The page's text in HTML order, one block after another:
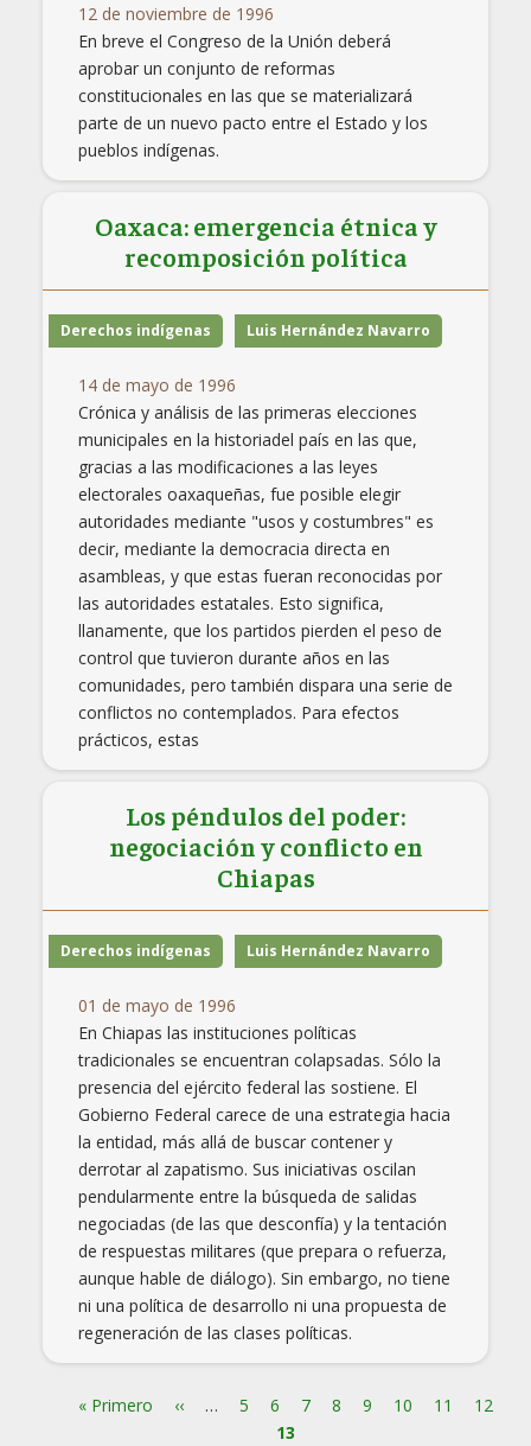
12 de noviembre de 1996
En breve el Congreso de la Unión deberá
aprobar un conjunto de reformas
constitucionales en las que se materializará
parte de un nuevo pacto entre el Estado y los
pueblos indígenas.
Oaxaca: emergencia étnica y
recomposición política
Derechos indígenas Luis Hernández Navarro
14 de mayo de 1996
Crónica y análisis de las primeras elecciones
municipales en la historiadel país en las que,
gracias a las modificaciones a las leyes
electorales oaxaqueñas, fue posible elegir
autoridades mediante "usos y costumbres" es
decir, mediante la democracia directa en
asambleas, y que estas fueran reconocidas por
las autoridades estatales. Esto significa,
llanamente, que los partidos pierden el peso de
control que tuvieron durante años en las
comunidades, pero también dispara una serie de
conflictos no contemplados. Para efectos
prácticos, estas
Los péndulos del poder:
negociación y conflicto en
Chiapas
Derechos indígenas Luis Hernández Navarro
01 de mayo de 1996
En Chiapas las instituciones políticas
tradicionales se encuentran colapsadas. Sólo la
presencia del ejército federal las sostiene. El
Gobierno Federal carece de una estrategia hacia
la entidad, más allá de buscar contener y
derrotar al zapatismo. Sus iniciativas oscilan
pendularmente entre la búsqueda de salidas
negociadas (de las que desconfía) y la tentación
de respuestas militares (que prepara o refuerza,
aunque hable de diálogo). Sin embargo, no tiene
ni una política de desarrollo ni una propuesta de
regeneración de las clases políticas.
Paginación
Primera
« Primero
Página
‹‹ … Page
5 Page
6 Page
7 Page
8 Page
9 Page
10 Page
11 Page
12
13